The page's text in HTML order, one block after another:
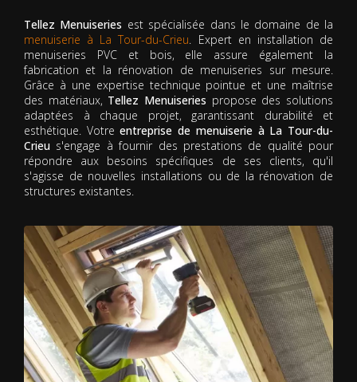
Tellez Menuiseries est spécialisée dans le domaine de la
menuiserie à La Tour-du-Crieu. Expert en installation de
menuiseries PVC et bois, elle assure également la
fabrication et la rénovation de menuiseries sur mesure.
Grâce à une expertise technique pointue et une maîtrise
des matériaux, Tellez Menuiseries propose des solutions
adaptées à chaque projet, garantissant durabilité et
esthétique. Votreentreprise de menuiserie à La Tour-du-
Crieu s'engage à fournir des prestations de qualité pour
répondre aux besoins spécifiques de ses clients, qu'il
s'agisse de nouvelles installations ou de la rénovation de
structures existantes.